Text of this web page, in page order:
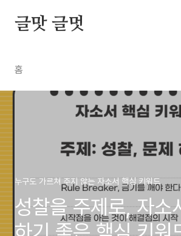
글맛 글멋
홈
누구도 가르쳐 주지 않는 자소서 핵심 키워드
성찰을 주제로, 자소